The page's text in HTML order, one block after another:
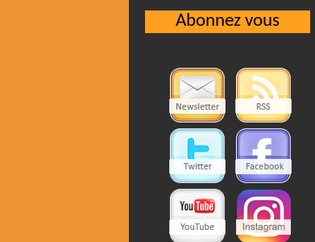
Abonnez vous